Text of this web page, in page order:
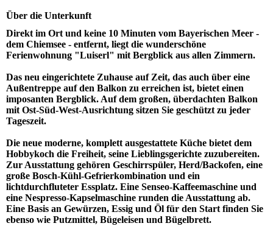
Über die Unterkunft
Direkt im Ort und keine 10 Minuten vom Bayerischen Meer -
dem Chiemsee - entfernt, liegt die wunderschöne
Ferienwohnung "Luiserl" mit Bergblick aus allen Zimmern.
Das neu eingerichtete Zuhause auf Zeit, das auch über eine
Außentreppe auf den Balkon zu erreichen ist, bietet einen
imposanten Bergblick. Auf dem großen, überdachten Balkon
mit Ost-Süd-West-Ausrichtung sitzen Sie geschützt zu jeder
Tageszeit.
Die neue moderne, komplett ausgestattete Küche bietet dem
Hobbykoch die Freiheit, seine Lieblingsgerichte zuzubereiten.
Zur Ausstattung gehören Geschirrspüler, Herd/Backofen, eine
große Bosch-Kühl-Gefrierkombination und ein
lichtdurchfluteter Essplatz. Eine Senseo-Kaffeemaschine und
eine Nespresso-Kapselmaschine runden die Ausstattung ab.
Eine Basis an Gewürzen, Essig und Öl für den Start finden Sie
ebenso wie Putzmittel, Bügeleisen und Bügelbrett.